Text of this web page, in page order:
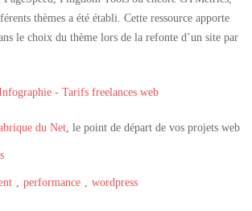
thèmes a été établi. Cette ressource apporte
le choix du thème lors de la refonte d’un site par
du Net, le point de départ de vos projets web
, performance , wordpress